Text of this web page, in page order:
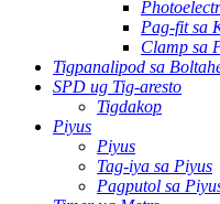
Pag-fit sa
Clamp sa
Tigpanalipod sa
SPD ug Tig-aresto
Tigdakop
Piyus
Piyus
Tag-iya sa Piyus
Pagputol sa